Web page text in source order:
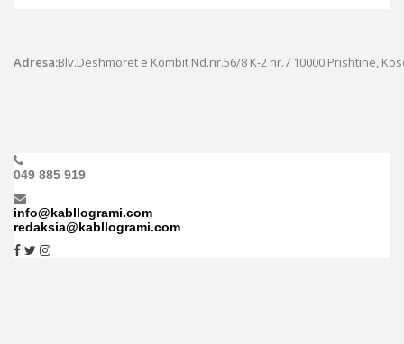
Adresa:Blv.Dëshmorët e Kombit Nd.nr.56/8 K-2 nr.7 10000 Prishtinë,
049 885 919
info@kabllogrami.com
redaksia@kabllogrami.com